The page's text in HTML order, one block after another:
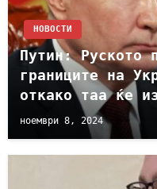
НОВОСТИ
Путин: Руското
границите на
откако таа ќе
ноември 8, 2024